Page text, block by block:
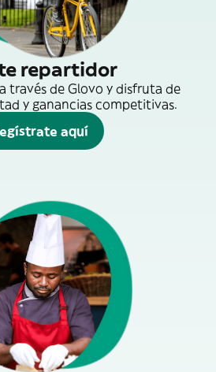
repartidor
través de Glovo y disfruta de
y ganancias competitivas.
aquí